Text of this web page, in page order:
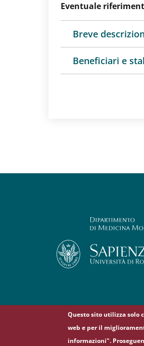
Eventuale
Breve
Beneficiari e
Questo sito utilizza solo
web e per il
informazioni".